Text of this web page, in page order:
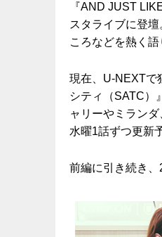
『AND JUST
スタライブに登
ころなどを熱く語
現在、U-NEXTで
シティ（SATC）
ャリーやミラン
水曜1話ずつ更新
前編に引き続き、